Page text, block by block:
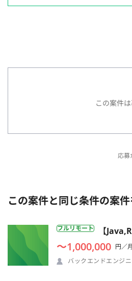
この案件
応募
この案件と同じ条件の案
フルリモート 【
〜1,000,000 円／月
バックエンドエンジ